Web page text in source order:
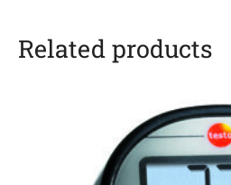
Related products